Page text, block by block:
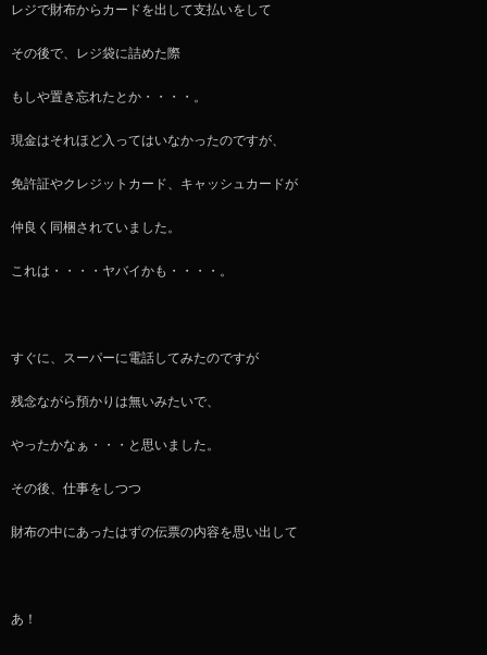
レジで財布からカードを出して支払いをして
その後で、レジ袋に詰めた際
もしや置き忘れたとか・・・・。
現金はそれほど入ってはいなかったのですが、
免許証やクレジットカード、キャッシュカードが
仲良く同梱されていました。
これは・・・・ヤバイかも・・・・。
すぐに、スーパーに電話してみたのですが
残念ながら預かりは無いみたいで、
やったかなぁ・・・と思いました。
その後、仕事をしつつ
財布の中にあったはずの伝票の内容を思い出して
あ！